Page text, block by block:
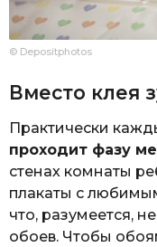
© Depositphotos
Вместо клея
Практически
проходит фазу
стенах комнаты
плакаты с
что, разумеется,
обоев. Чтобы